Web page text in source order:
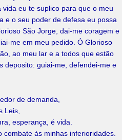
eu te suplico para que o meu
e o seu poder de defesa eu possa
São Jorge, dai-me coragem e
me em meu pedido. Ó Glorioso
ao meu lar e a todos que estão
deposito: guiai-me, defendei-me e
de demanda,
Leis,
esperança, é vida.
combate às minhas inferioridades.